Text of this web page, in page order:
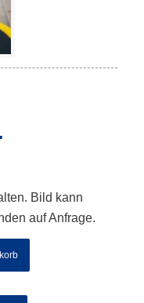
Bild kann
auf Anfrage.